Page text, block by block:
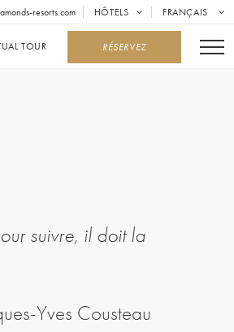
resorts.com HÔTELS FRANÇAIS
RÉSERVEZ
TOUR
suivre, il doit la
Yves Cousteau